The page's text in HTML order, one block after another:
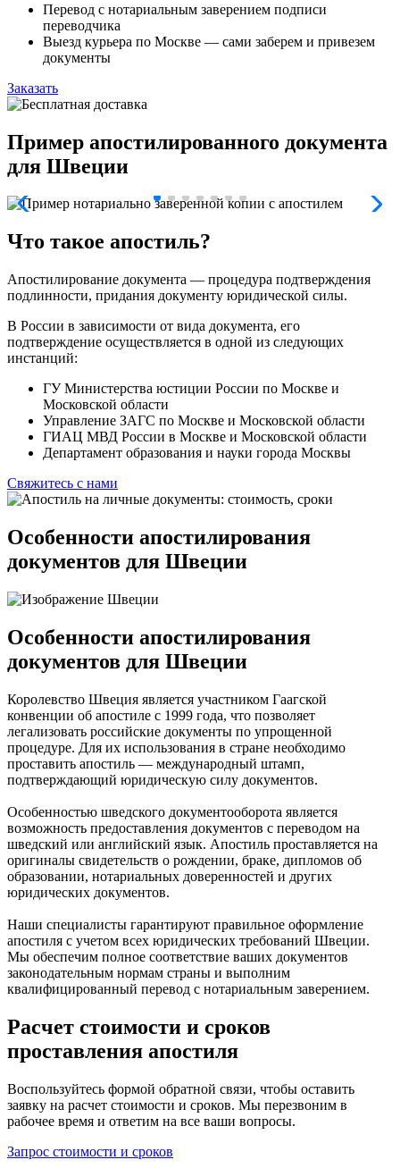
Перевод с нотариальным заверением подписи
переводчика
Выезд курьера по Москве — сами заберем и привезем
документы
Заказать
Пример апостилированного документа
для Швеции
Что такое апостиль?
Апостилирование документа — процедура подтверждения
подлинности, придания документу юридической силы.
В России в зависимости от вида документа, его
подтверждение осуществляется в одной из следующих
инстанций:
ГУ Министерства юстиции России по Москве и
Московской области
Управление ЗАГС по Москве и Московской области
ГИАЦ МВД России в Москве и Московской области
Департамент образования и науки города Москвы
Свяжитесь с нами
Особенности апостилирования
документов для Швеции
Особенности апостилирования
документов для Швеции
Королевство Швеция является участником Гаагской
конвенции об апостиле с 1999 года, что позволяет
легализовать российские документы по упрощенной
процедуре. Для их использования в стране необходимо
проставить апостиль — международный штамп,
подтверждающий юридическую силу документов.
Особенностью шведского документооборота является
возможность предоставления документов с переводом на
шведский или английский язык. Апостиль проставляется на
оригиналы свидетельств о рождении, браке, дипломов об
образовании, нотариальных доверенностей и других
юридических документов.
Наши специалисты гарантируют правильное оформление
апостиля с учетом всех юридических требований Швеции.
Мы обеспечим полное соответствие ваших документов
законодательным нормам страны и выполним
квалифицированный перевод с нотариальным заверением.
Расчет стоимости и сроков
проставления апостиля
Воспользуйтесь формой обратной связи, чтобы оставить
заявку на расчет стоимости и сроков. Мы перезвоним в
рабочее время и ответим на все ваши вопросы.
Запрос стоимости и сроков